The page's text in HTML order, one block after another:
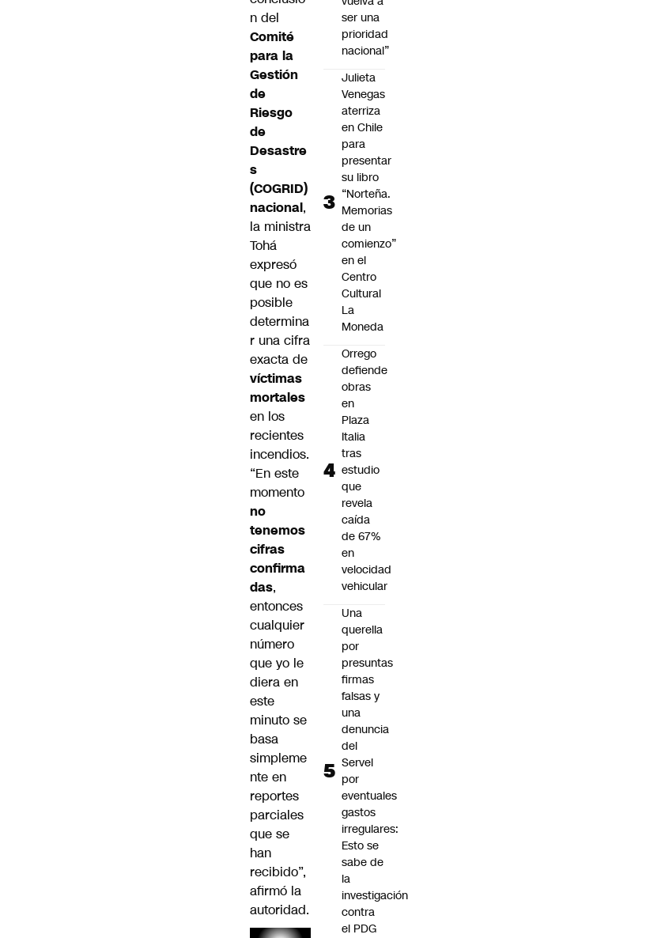
n del
Comité
para la
Gestión
de
Riesgo
de
Desastre
s
(COGRID)
nacional,
la ministra
Tohá
expresó
que no es
posible
determina
r una cifra
exacta de
víctimas
mortales
en los
recientes
incendios.
“En este
momento
no
tenemos
cifras
confirma
das,
entonces
cualquier
número
que yo le
diera en
este
minuto se
basa
simpleme
nte en
reportes
parciales
que se
han
recibido”,
afirmó la
autoridad.
ser una
prioridad
nacional”
Julieta
Venegas
aterriza
en Chile
para
presentar
su libro
“Norteña.
Memorias
de un
comienzo”
en el
Centro
Cultural
La
Moneda
Orrego
defiende
obras
en
Plaza
Italia
tras
estudio
que
revela
caída
de 67%
en
velocidad
vehicular
Una
querella
por
presuntas
firmas
falsas y
una
denuncia
del
Servel
por
eventuales
gastos
irregulares:
Esto se
sabe de
la
investigación
contra
el PDG